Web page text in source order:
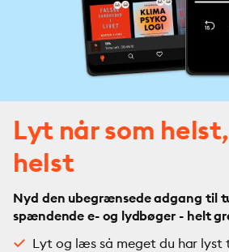
Lyt når som
helst
Nyd den ubegrænsede adgang til
spændende e- og lydbøger - helt
Lyt og læs så meget du har lyst